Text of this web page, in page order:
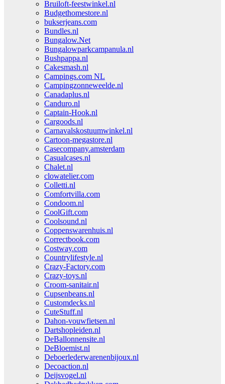
Bruiloft-feestwinkel.nl
Budgethomestore.nl
bukserjeans.com
Bundles.nl
Bungalow.Net
Bungalowparkcampanula.nl
Bushpappa.nl
Cakesmash.nl
Campings.com NL
Campingzonneweelde.nl
Canadaplus.nl
Canduro.nl
Captain-Hook.nl
Cargoods.nl
Carnavalskostuumwinkel.nl
Cartoon-megastore.nl
Casecompany.amsterdam
Casualcases.nl
Chalet.nl
clowatelier.com
Colletti.nl
Comfortvilla.com
Condoom.nl
CoolGift.com
Coolsound.nl
Coppenswarenhuis.nl
Correctbook.com
Costway.com
Countrylifestyle.nl
Crazy-Factory.com
Crazy-toys.nl
Croom-sanitair.nl
Cupsenbeans.nl
Customdecks.nl
CuteStuff.nl
Dahon-vouwfietsen.nl
Dartshopleiden.nl
DeBallonnensite.nl
DeBloemist.nl
Deboerlederwarenenbijoux.nl
Decoaction.nl
Deijsvogel.nl